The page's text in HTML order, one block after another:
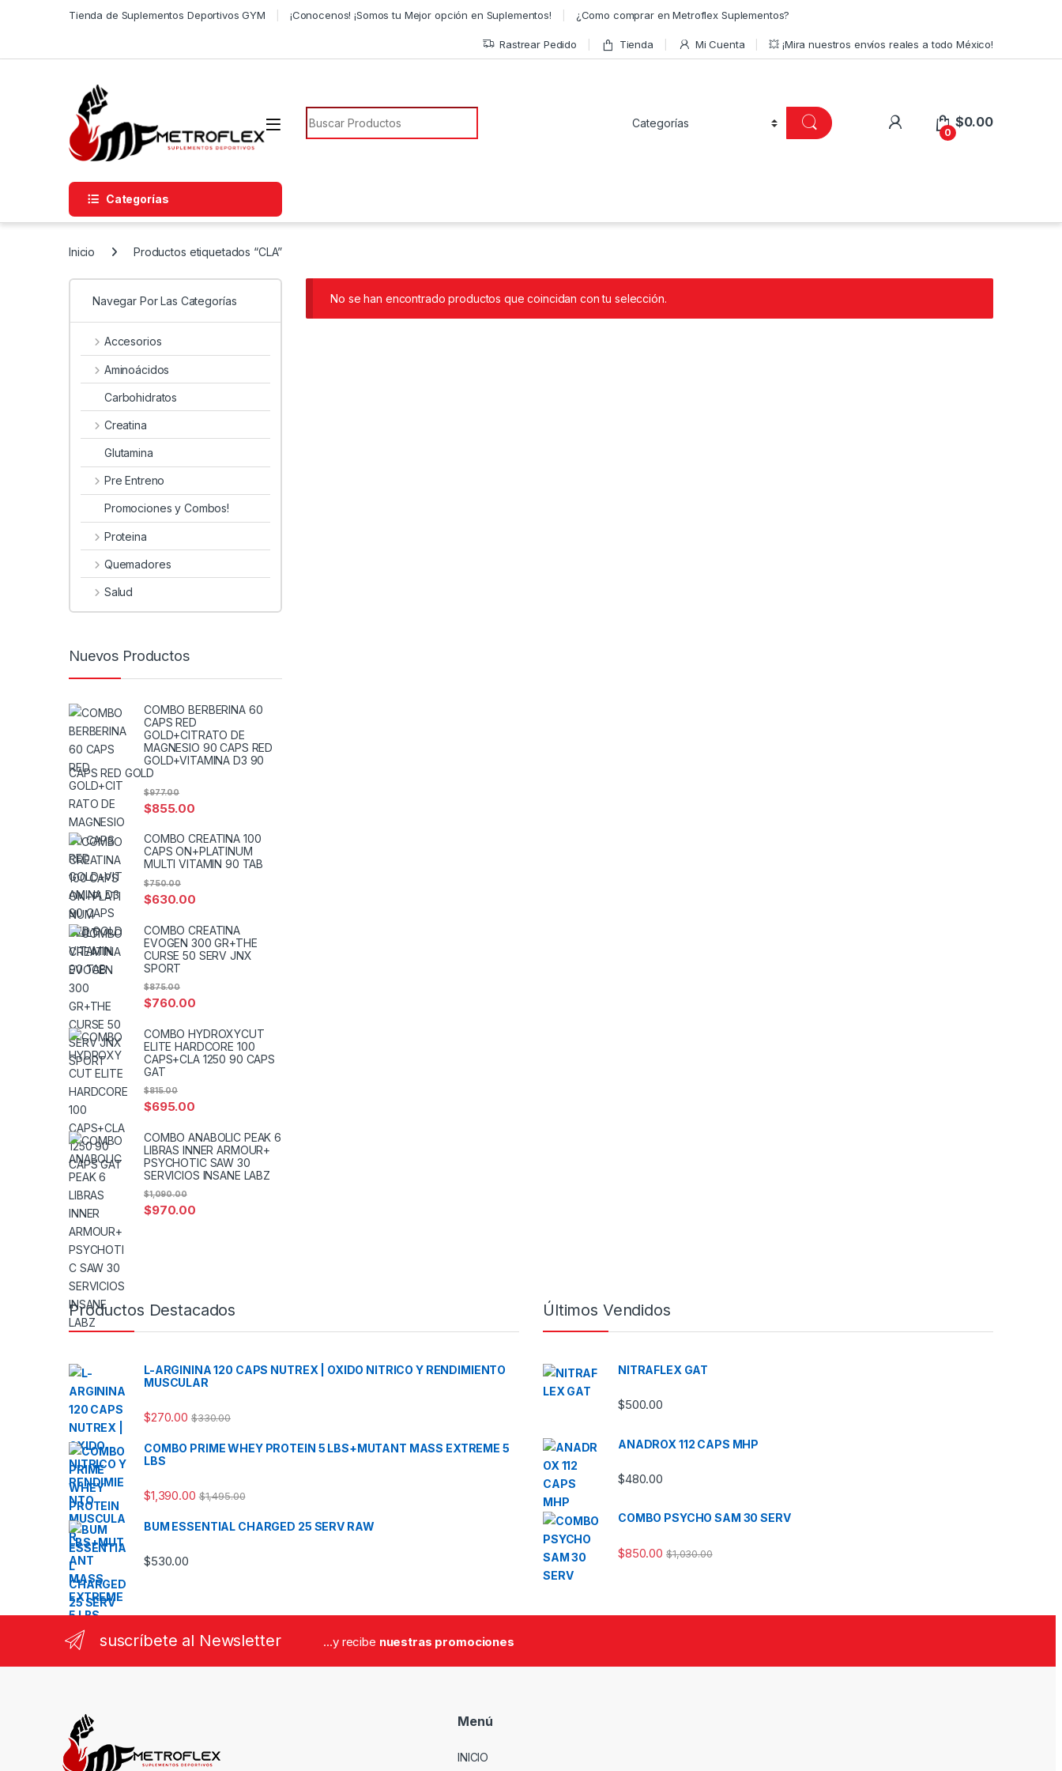
Tienda de Suplementos Deportivos GYM ¡Conocenos! ¡Somos tu Mejor opción en Suplementos! ¿Como comprar en Metroflex Suplementos?
Rastrear Pedido Tienda Mi Cuenta 💥 ¡Mira nuestros envíos reales a todo México!
Búsqueda de:
0
$0.00
Categorías
Inicio Productos etiquetados “CLA”
No se han encontrado productos que coincidan con tu selección.
Navegar Por Las Categorías
Accesorios
Aminoácidos
Carbohidratos
Creatina
Glutamina
Pre Entreno
Promociones y Combos!
Proteina
Quemadores
Salud
Nuevos Productos
COMBO BERBERINA 60
CAPS RED
GOLD+CITRATO DE
MAGNESIO 90 CAPS RED
GOLD+VITAMINA D3 90
CAPS RED GOLD
$855.00
$977.00
COMBO CREATINA 100
CAPS ON+PLATINUM
MULTI VITAMIN 90 TAB
$630.00
$750.00
COMBO CREATINA
EVOGEN 300 GR+THE
CURSE 50 SERV JNX
SPORT
$760.00
$875.00
COMBO HYDROXYCUT
ELITE HARDCORE 100
CAPS+CLA 1250 90 CAPS
GAT
$695.00
$815.00
COMBO ANABOLIC PEAK 6
LIBRAS INNER ARMOUR+
PSYCHOTIC SAW 30
SERVICIOS INSANE LABZ
$970.00
$1,090.00
Productos Destacados
L-ARGININA 120 CAPS NUTREX | OXIDO NITRICO Y RENDIMIENTO
MUSCULAR
$270.00 $330.00
COMBO PRIME WHEY PROTEIN 5 LBS+MUTANT MASS EXTREME 5
LBS
$1,390.00 $1,495.00
BUM ESSENTIAL CHARGED 25 SERV RAW
$530.00
Últimos Vendidos
NITRAFLEX GAT
$500.00
ANADROX 112 CAPS MHP
$480.00
COMBO PSYCHO SAM 30 SERV
$850.00 $1,030.00
suscríbete al Newsletter ...y recibe nuestras promociones
Menú
INICIO